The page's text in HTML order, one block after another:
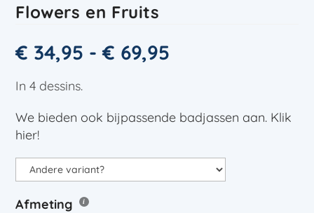
Flowers en Fruits
€ 34,95 - € 69,95
In 4 dessins.
We bieden ook bijpassende badjassen aan. Klik
hier!
Afmeting